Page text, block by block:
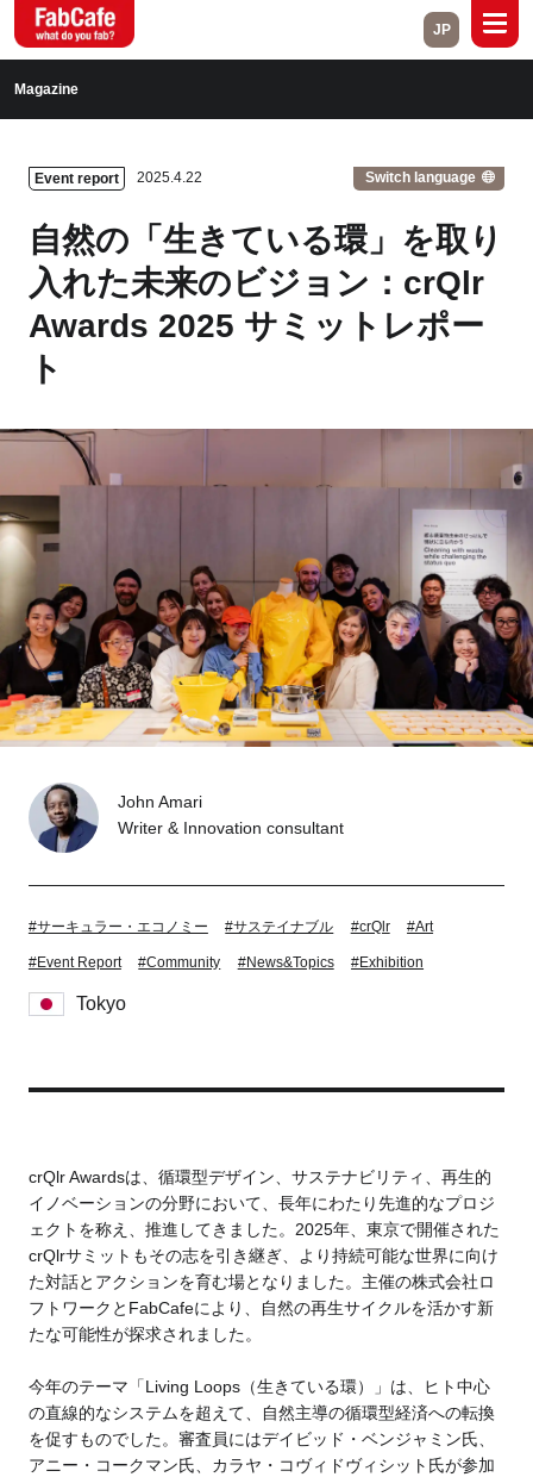
Open Labs Project Cases
Contact
Branch List
Tokyo
Nagoya Kyoto
Osaka Hida
Chiba
Fukushima
Toulouse
Mexico City
JP
Magazine
Event report 2025.4.22 Switch language
自然の「生きている環」を取り
入れた未来のビジョン：crQlr
Awards 2025 サミットレポー
ト
John Amari
Writer & Innovation consultant
#サーキュラー・エコノミー #サステイナブル #crQlr #Art
#Event Report #Community #News&Topics #Exhibition
Tokyo
crQlr Awardsは、循環型デザイン、サステナビリティ、再生的
イノベーションの分野において、長年にわたり先進的なプロジ
ェクトを称え、推進してきました。2025年、東京で開催された
crQlrサミットもその志を引き継ぎ、より持続可能な世界に向け
た対話とアクションを育む場となりました。主催の株式会社ロ
フトワークとFabCafeにより、自然の再生サイクルを活かす新
たな可能性が探求されました。
今年のテーマ「Living Loops（生きている環）」は、ヒト中心
の直線的なシステムを超えて、自然主導の循環型経済への転換
を促すものでした。審査員にはデイビッド・ベンジャミン氏、
アニー・コークマン氏、カラヤ・コヴィドヴィシット氏が参加